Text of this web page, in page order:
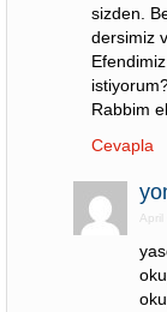
sizden.
dersimiz
Rabbim
Cevapla